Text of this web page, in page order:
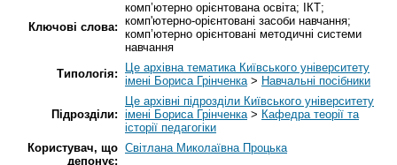
Ключові слова:
комп’ютерно орієнтована освіта; ІКТ;
комп'ютерно-орієнтовані засоби навчання;
комп’ютерно орієнтовані методичні системи
навчання
Типологія:
Це архівна тематика Київського університету
імені Бориса Грінченка> Навчальні посібники
Підрозділи:
Це архівні підрозділи Київського університету
імені Бориса Грінченка> Кафедра теорії та
історії педагогіки
Користувач, що
депонує:
Світлана Миколаївна Процька